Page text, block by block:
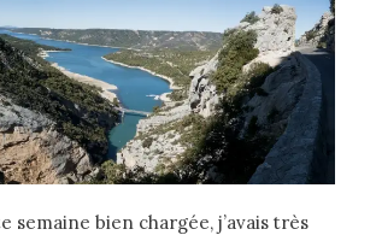
semaine bien chargée, j’avais très